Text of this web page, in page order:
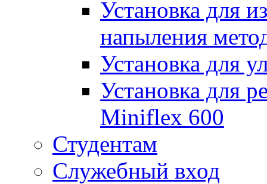
Установка для
напыления
Установка для
Установка для
Miniflex 600
Студентам
Служебный вход